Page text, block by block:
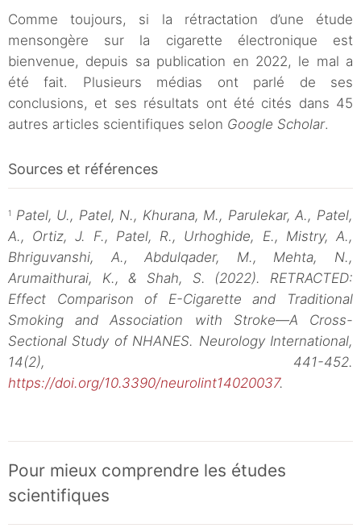
Comme toujours, si la rétractation d’une étude
mensongère sur la cigarette électronique est
bienvenue, depuis sa publication en 2022, le mal a
été fait. Plusieurs médias ont parlé de ses
conclusions, et ses résultats ont été cités dans 45
autres articles scientifiques selon Google Scholar.
Sources et références
1
Patel, U., Patel, N., Khurana, M., Parulekar, A., Patel,
A., Ortiz, J. F., Patel, R., Urhoghide, E., Mistry, A.,
Bhriguvanshi, A., Abdulqader, M., Mehta, N.,
Arumaithurai, K., & Shah, S. (2022). RETRACTED:
Effect Comparison of E-Cigarette and Traditional
Smoking and Association with Stroke—A Cross-
Sectional Study of NHANES. Neurology International,
14(2), 441-452.
https://doi.org/10.3390/neurolint14020037.
Pour mieux comprendre les études
scientifiques